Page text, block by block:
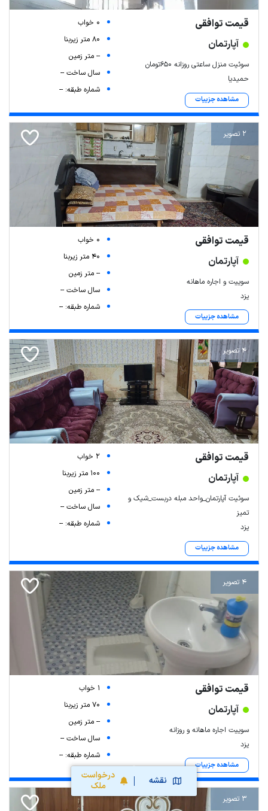
نقشه
درخواست
ملک
قیمت توافقی
آپارتمان
سوئیت منزل ساعتی روزانه ۶۵۰تومان
حمیدیا
مشاهده جزییات
0 خواب
80 متر زیربنا
-- متر زمین
سال ساخت --
شماره طبقه: --
2 تصویر
قیمت توافقی
آپارتمان
سوییت و اجاره ماهانه
یزد
مشاهده جزییات
0 خواب
40 متر زیربنا
-- متر زمین
سال ساخت --
شماره طبقه: --
4 تصویر
قیمت توافقی
آپارتمان
سوئیت آپارتمان_واحد مبله دربست_شیک و
تمیز
یزد
مشاهده جزییات
2 خواب
100 متر زیربنا
-- متر زمین
سال ساخت --
شماره طبقه: --
4 تصویر
قیمت توافقی
آپارتمان
سوییت اجاره ماهانه و روزانه
یزد
مشاهده جزییات
1 خواب
70 متر زیربنا
-- متر زمین
سال ساخت --
شماره طبقه: --
3 تصویر